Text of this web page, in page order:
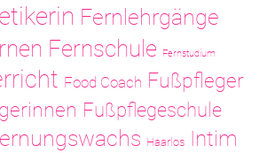
Fernlehrgänge
Fernschule Fernstudium
Food Coach Fußpfleger
Fußpflegeschule
Haarlos Intim